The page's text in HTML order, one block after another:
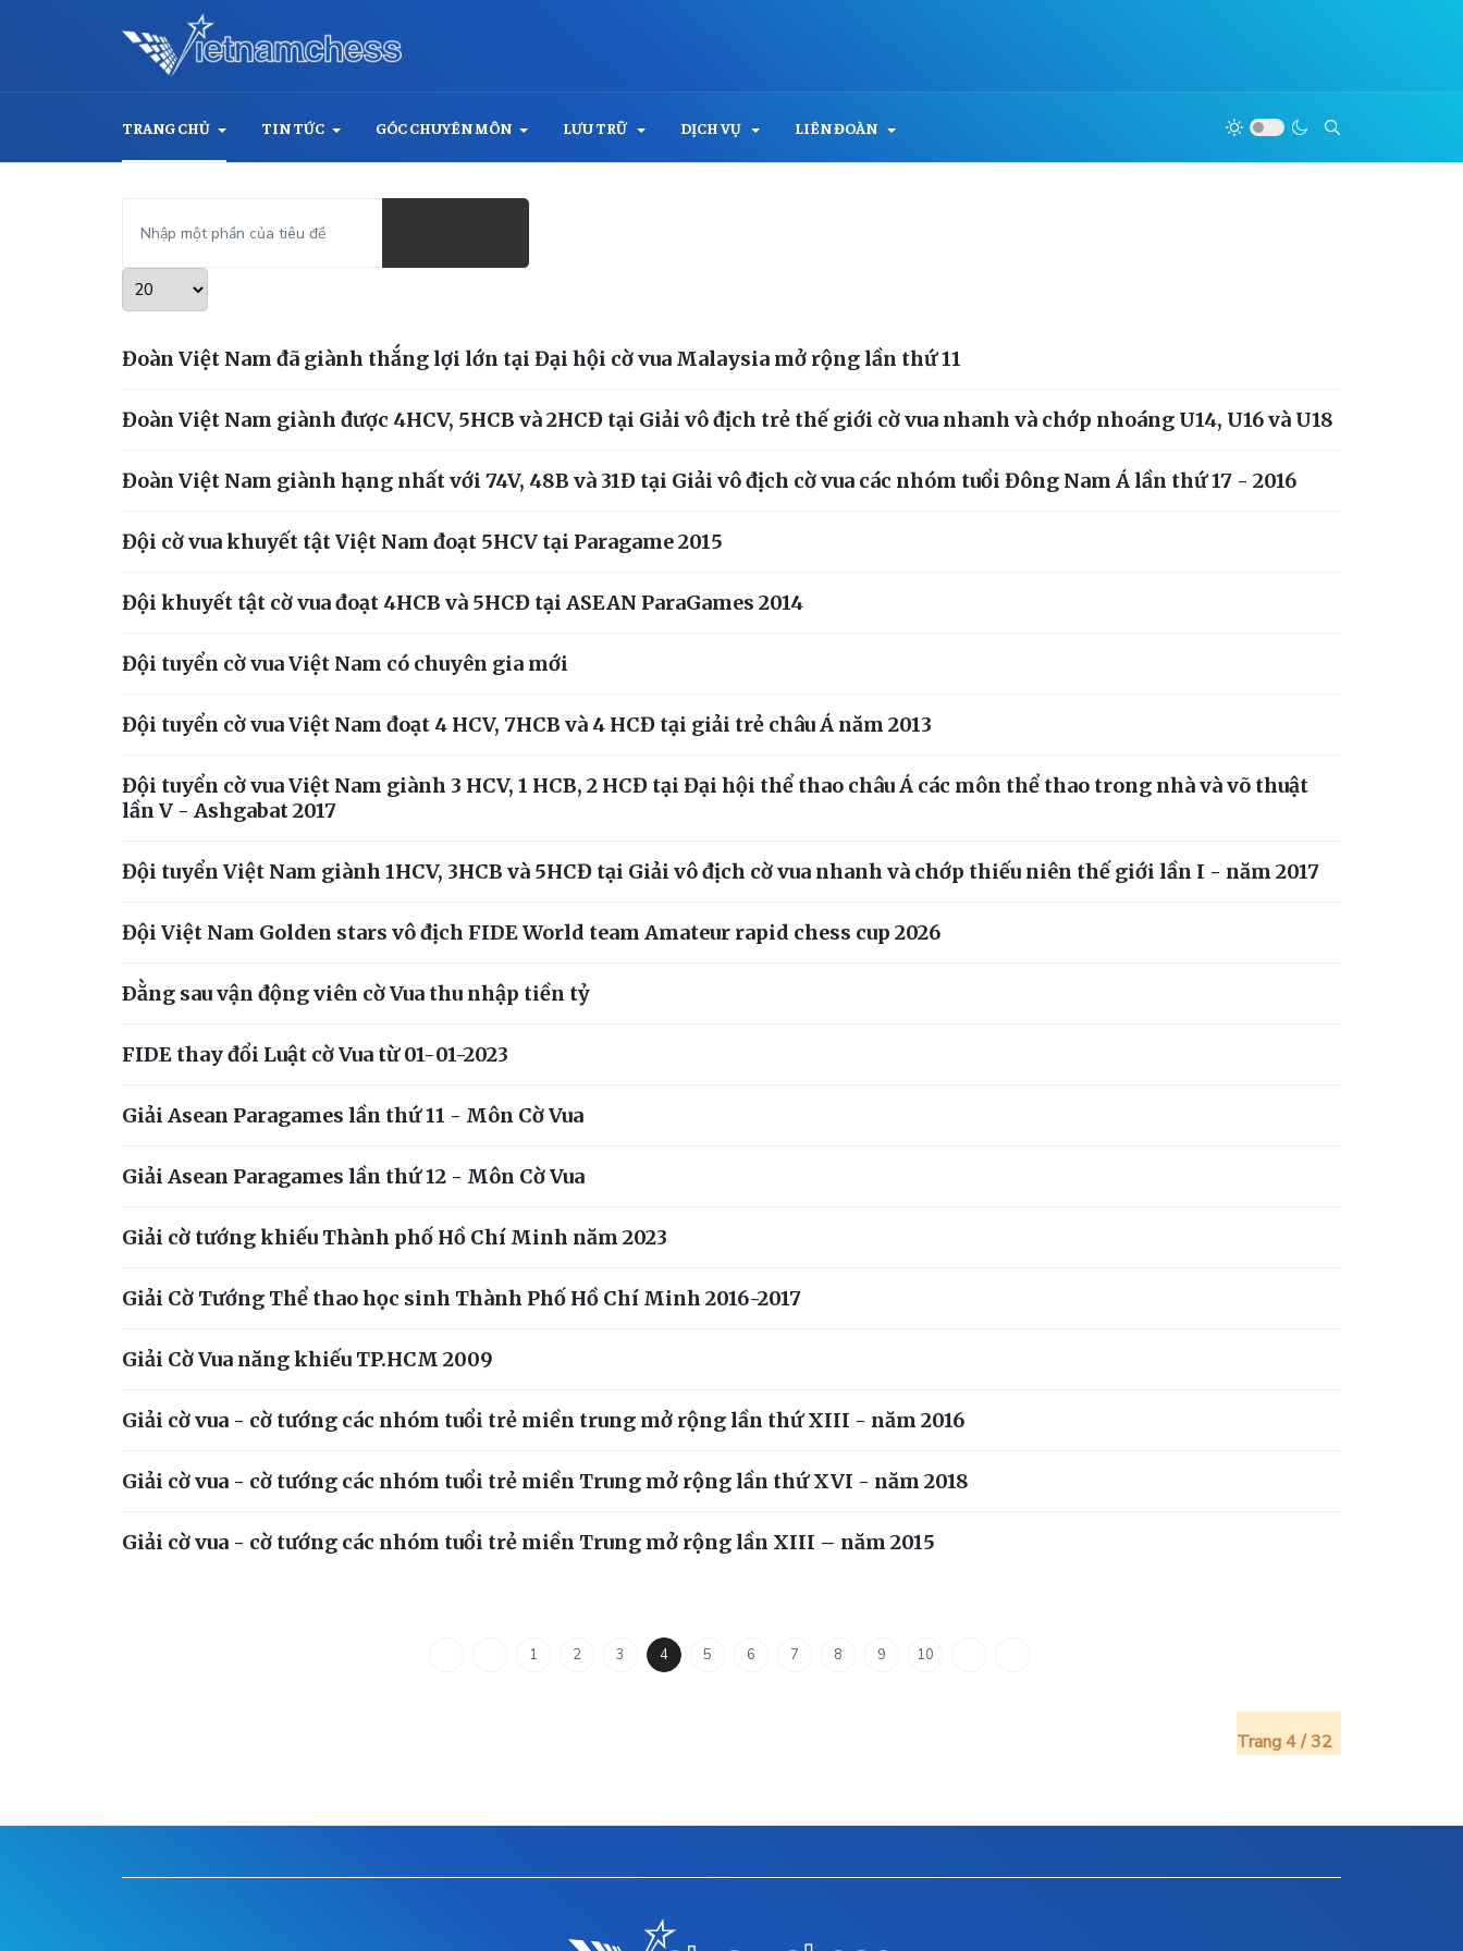
TRANG CHỦ TIN TỨC GÓC CHUYÊN MÔN LƯU TRỮ DỊCH VỤ LIÊN ĐOÀN
Hiển thị #
Đoàn Việt Nam đã giành thắng lợi lớn tại Đại hội cờ vua Malaysia mở rộng lần thứ 11
Đoàn Việt Nam giành được 4HCV, 5HCB và 2HCĐ tại Giải vô địch trẻ thế giới cờ vua nhanh và chớp nhoáng U14, U16 và U18
Đoàn Việt Nam giành hạng nhất với 74V, 48B và 31Đ tại Giải vô địch cờ vua các nhóm tuổi Đông Nam Á lần thứ 17 - 2016
Đội cờ vua khuyết tật Việt Nam đoạt 5HCV tại Paragame 2015
Đội khuyết tật cờ vua đoạt 4HCB và 5HCĐ tại ASEAN ParaGames 2014
Đội tuyển cờ vua Việt Nam có chuyên gia mới
Đội tuyển cờ vua Việt Nam đoạt 4 HCV, 7HCB và 4 HCĐ tại giải trẻ châu Á năm 2013
Đội tuyển cờ vua Việt Nam giành 3 HCV, 1 HCB, 2 HCĐ tại Đại hội thể thao châu Á các môn thể thao trong nhà và võ thuật
lần V - Ashgabat 2017
Đội tuyển Việt Nam giành 1HCV, 3HCB và 5HCĐ tại Giải vô địch cờ vua nhanh và chớp thiếu niên thế giới lần I - năm 2017
Đội Việt Nam Golden stars vô địch FIDE World team Amateur rapid chess cup 2026
Ðằng sau vận động viên cờ Vua thu nhập tiền tỷ
FIDE thay đổi Luật cờ Vua từ 01-01-2023
Giải Asean Paragames lần thứ 11 - Môn Cờ Vua
Giải Asean Paragames lần thứ 12 - Môn Cờ Vua
Giải cờ tướng khiếu Thành phố Hồ Chí Minh năm 2023
Giải Cờ Tướng Thể thao học sinh Thành Phố Hồ Chí Minh 2016-2017
Giải Cờ Vua năng khiếu TP.HCM 2009
Giải cờ vua - cờ tướng các nhóm tuổi trẻ miền trung mở rộng lần thứ XIII - năm 2016
Giải cờ vua - cờ tướng các nhóm tuổi trẻ miền Trung mở rộng lần thứ XVI - năm 2018
Giải cờ vua - cờ tướng các nhóm tuổi trẻ miền Trung mở rộng lần XIII – năm 2015
1 2 3 4 5 6 7 8 9 10
Trang 4 / 32